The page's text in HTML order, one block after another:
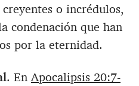
o incrédulos,
condenación que han
por la eternidad.
. EnApocalipsis 20:7-